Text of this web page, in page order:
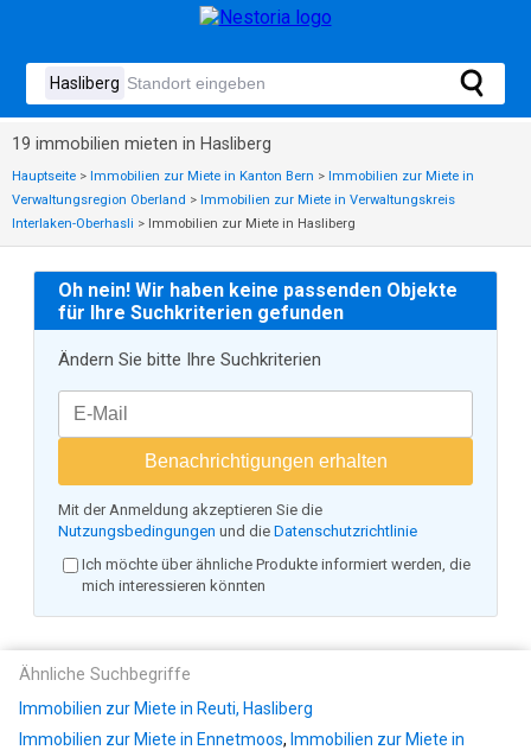
19 immobilien mieten in Hasliberg
Hauptseite > Immobilien zur Miete in Kanton Bern > Immobilien zur Miete in
Verwaltungsregion Oberland > Immobilien zur Miete in Verwaltungskreis
Interlaken-Oberhasli > Immobilien zur Miete in Hasliberg
Oh nein! Wir haben keine passenden Objekte
für Ihre Suchkriterien gefunden
Ändern Sie bitte Ihre Suchkriterien
Benachrichtigungen erhalten
Mit der Anmeldung akzeptieren Sie die
Nutzungsbedingungen und die Datenschutzrichtlinie
Ich möchte über ähnliche Produkte informiert werden, die
mich interessieren könnten
Ähnliche Suchbegriffe
Immobilien zur Miete in Reuti, Hasliberg
Immobilien zur Miete in Ennetmoos, Immobilien zur Miete in